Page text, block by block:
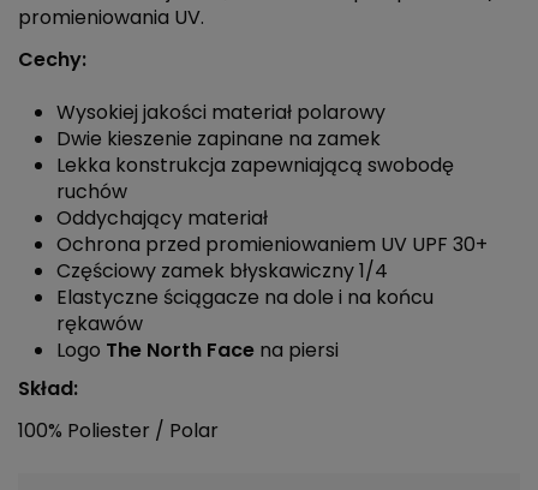
promieniowania UV.
Cechy:
Wysokiej jakości materiał polarowy
Dwie kieszenie zapinane na zamek
Lekka konstrukcja zapewniającą swobodę
ruchów
Oddychający materiał
Ochrona przed promieniowaniem UV UPF 30+
Częściowy zamek błyskawiczny 1/4
Elastyczne ściągacze na dole i na końcu
rękawów
Logo The North Face na piersi
Skład:
100% Poliester / Polar